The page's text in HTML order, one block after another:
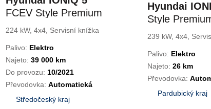
FCEV Style Premium
224 kW, 4x4, Servisní knížka
Palivo: Elektro
Najeto: 39 000 km
Do provozu: 10/2021
Převodovka: Automatická
Středočeský kraj
Hyundai
Style
Technology
239 kW, 4x4,
Palivo: Elektro
Najeto: 26 km
Převodovka:
Pardubický kraj